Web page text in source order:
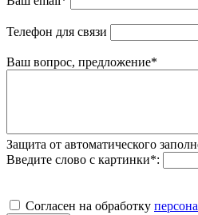
Телефон для связи
Ваш вопрос, предложение*
Защита от автоматического
Введите слово с картинки*:
Cогласен на обработку